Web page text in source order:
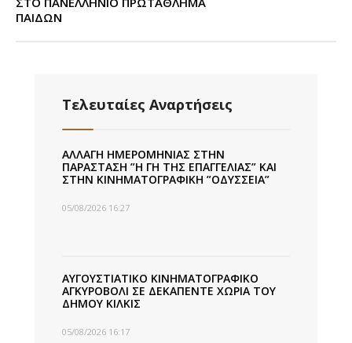
ΠΑΙΔΩΝ
Τελευταίες Αναρτήσεις
ΑΛΛΑΓΗ ΗΜΕΡΟΜΗΝΙΑΣ ΣΤΗΝ
ΠΑΡΑΣΤΑΣΗ ”Η ΓΗ ΤΗΣ ΕΠΑΓΓΕΛΙΑΣ” ΚΑΙ
ΣΤΗΝ ΚΙΝΗΜΑΤΟΓΡΑΦΙΚΗ ”ΟΔΥΣΣΕΙΑ”
05/08/2026 16:27
ΑΥΓΟΥΣΤΙΑΤΙΚΟ ΚΙΝΗΜΑΤΟΓΡΑΦΙΚΟ
ΑΓΚΥΡΟΒΟΛΙ ΣΕ ΔΕΚΑΠΕΝΤΕ ΧΩΡΙΑ ΤΟΥ
ΔΗΜΟΥ ΚΙΛΚΙΣ
05/08/2026 16:17